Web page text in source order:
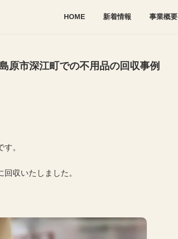
HOME 新着情報 事業概要
原市深江町での不用品の回収事例
。
収いたしました。